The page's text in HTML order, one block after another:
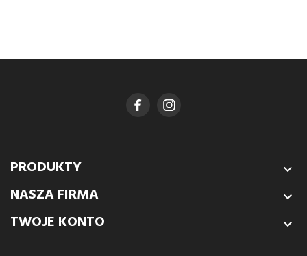
PRODUKTY 
NASZA FIRMA 
TWOJE KONTO 